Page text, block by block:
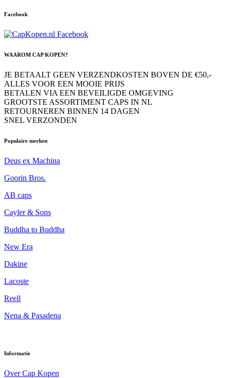
Facebook
WAAROM CAP KOPEN?
JE BETAALT GEEN VERZENDKOSTEN BOVEN DE €50,-
ALLES VOOR EEN MOOIE PRIJS
BETALEN VIA EEN BEVEILIGDE OMGEVING
GROOTSTE ASSORTIMENT CAPS IN NL
RETOURNEREN BINNEN 14 DAGEN
SNEL VERZONDEN
Populaire merken
Deus ex Machina
Goorin Bros.
AB caps
Cayler & Sons
Buddha to Buddha
New Era
Dakine
Lacoste
Reell
Nena & Pasadena
Informatie
Over Cap Kopen